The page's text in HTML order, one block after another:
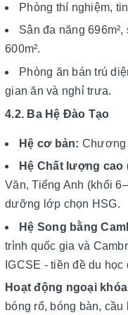
Phòng thí nghiệm,
Sân đa năng
600m².
Phòng ăn bán trú
gian ăn và nghỉ trưa.
4.2. Ba Hệ Đào Tạo
Hệ cơ bản: Chương
Hệ Chất lượng cao
Văn, Tiếng Anh (khối
dưỡng lớp chọn HSG.
Hệ Song bằng
trình quốc gia và
IGCSE - tiền đề du học
Hoạt động ngoại
bóng rổ, bóng bàn,